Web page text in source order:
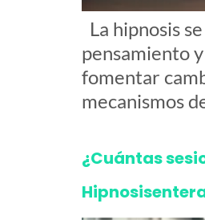
La hipnosis
pensamiento
fomentar
mecanismos
¿Cuántas